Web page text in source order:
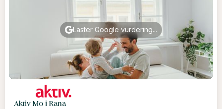
Laster Google vurdering...
Aktiv Mo i Rana